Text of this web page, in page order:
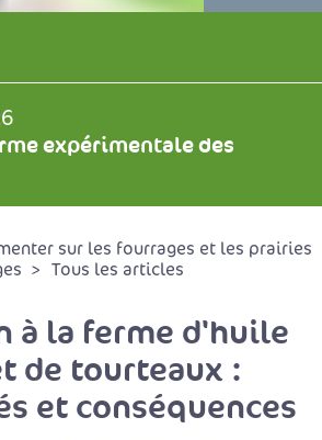
expérimentale des
sur les fourrages et les prairies
Tous les articles
à la ferme d'huile
de tourteaux :
et conséquences